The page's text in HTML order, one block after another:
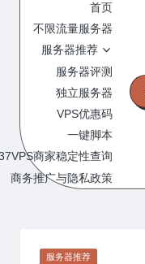
7
V
P
S
主
机
评
的
VPS
网
站
首页
不限流量服务器
服务器推荐
服务器评测
独立服务器
VPS优惠码
一键脚本
商家稳定性查询
商务推广与隐私政策
Posted
服务器推荐